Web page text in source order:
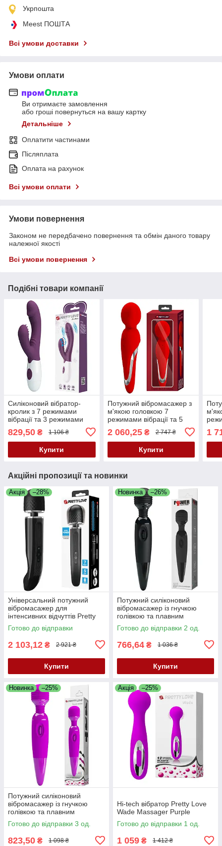
Укрпошта
Meest ПОШТА
Всі умови доставки
Умови оплати
Ви отримаєте замовлення
або гроші повернуться на вашу картку
Детальніше
Оплатити частинами
Післяплата
Оплата на рахунок
Всі умови оплати
Умови повернення
Законом не передбачено повернення та обмін даного товару
належної якості
Всі умови повернення
Подібні товари компанії
Силіконовий вібратор-
кролик з 7 режимами
вібрації та 3 режимами
Purple
829,50 ₴ 1 106 ₴
Купити
Потужний вібромасажер з
м'якою головкою 7
режимами вібрації та 5
швидкості Pretty Love
Walter Red
2 060,25₴ 2 747 ₴
Купити
1
Акційні пропозиції та новинки
Акція –28%
Універсальний потужний
вібромасажер для
інтенсивних відчуттів Pretty
Love Fascinating Massager
Готово до відправки
2 103,12 ₴ 2 921 ₴
Купити
Новинка –26%
Потужний силіконовий
вібромасажер із гнучкою
голівкою та плавним
регулюванням швидкості
Pretty Love Power Wand Black
Готово до відправки 2 од.
766,64 ₴ 1 036 ₴
Купити
Новинка –25%
Потужний силіконовий
вібромасажер із гнучкою
голівкою та плавним
регулюванням швидкості
Pretty Love Power Wand
Готово до відправки 3 од.
823,50 ₴ 1 098 ₴
Акція –25%
Hi-tech вібратор Pretty Love
Wade Massager Purple
Готово до відправки 1 од.
1 059 ₴ 1 412 ₴